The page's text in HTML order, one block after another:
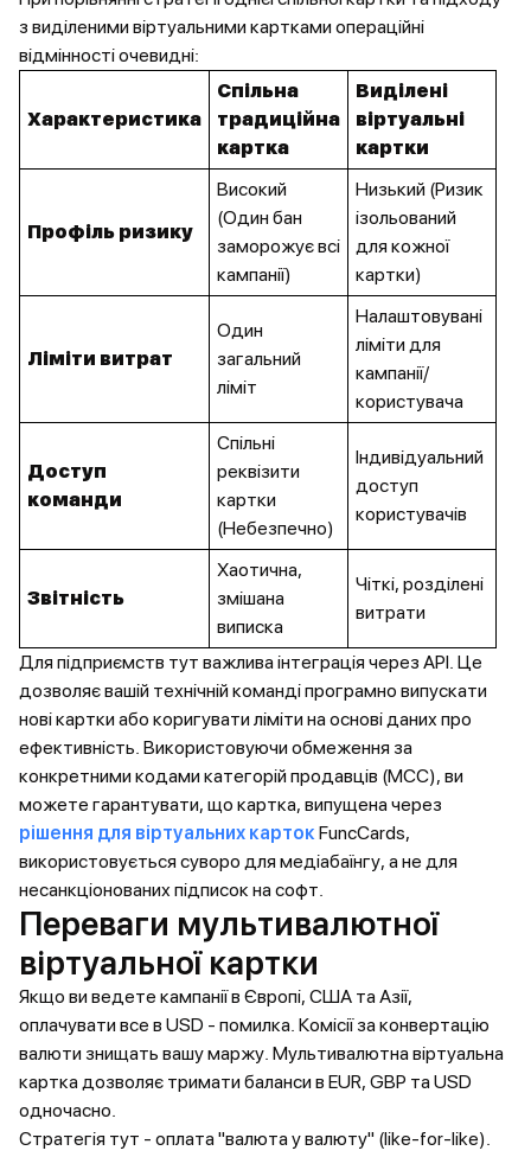
з виділеними віртуальними картками операційні
відмінності очевидні:
Характеристика
Спільна
традиційна
картка
Виділені
віртуальні
картки
Профіль ризику
Високий
(Один бан
заморожує всі
кампанії)
Низький (Ризик
ізольований
для кожної
картки)
Ліміти витрат
Один
загальний
ліміт
Налаштовувані
ліміти для
кампанії/
користувача
Доступ
команди
Спільні
реквізити
картки
(Небезпечно)
Індивідуальний
доступ
користувачів
Звітність
Хаотична,
змішана
виписка
Чіткі, розділені
витрати
Для підприємств тут важлива інтеграція через API. Це
дозволяє вашій технічній команді програмно випускати
нові картки або коригувати ліміти на основі даних про
ефективність. Використовуючи обмеження за
конкретними кодами категорій продавців (MCC), ви
можете гарантувати, що картка, випущена через
рішення для віртуальних карток FuncCards,
використовується суворо для медіабаїнгу, а не для
несанкціонованих підписок на софт.
Переваги мультивалютної
віртуальної картки
Якщо ви ведете кампанії в Європі, США та Азії,
оплачувати все в USD - помилка. Комісії за конвертацію
валюти знищать вашу маржу. Мультивалютна віртуальна
картка дозволяє тримати баланси в EUR, GBP та USD
одночасно.
Стратегія тут - оплата "валюта у валюту" (like-for-like).